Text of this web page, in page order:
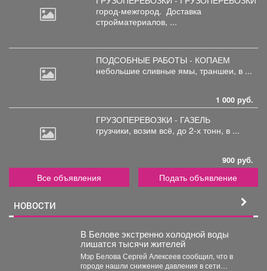
город-межгород. Доставка
стройматериалов, ...
ПОДСОБНЫЕ РАБОТЫ - КОПАЕМ
небольшие сливные ямы, траншеи, в ...
1 000 руб.
ГРУЗОПЕРЕВОЗКИ - ГАЗЕЛЬ
грузчики, возим всё, до 2-х тонн, в ...
900 руб.
Все объявления Подать объявление
НОВОСТИ
В Белове экстренно холодной воды
лишатся тысячи жителей
Мэр Белова Сергей Алексеев сообщил, что в
городе нашли снижение давления в сети